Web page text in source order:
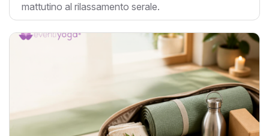
mattutino al rilassamento serale.